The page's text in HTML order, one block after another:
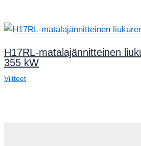
H17RL-matalajännitteinen
355 kW
Viitteet